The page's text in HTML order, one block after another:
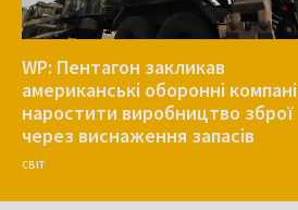
WP: Пентагон закликав
американські оборонні
наростити виробництво зброї
через виснаження запасів
СВІТ